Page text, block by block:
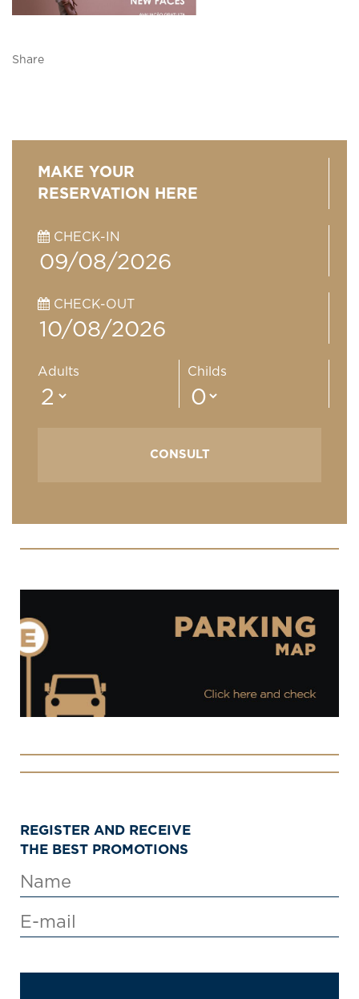
Share
MAKE YOUR
RESERVATION HERE
CHECK-IN
CHECK-OUT
Adults Childs
REGISTER AND RECEIVE
THE BEST PROMOTIONS